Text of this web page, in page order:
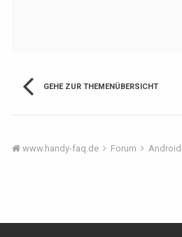
GEHE ZUR THEMENÜBERSICHT
www.handy-faq.de Forum Android